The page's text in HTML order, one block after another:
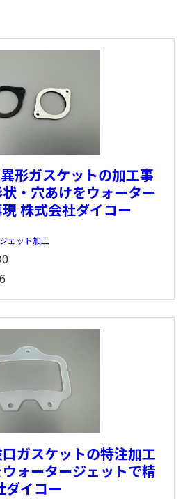
形ガスケットの加工事
・穴あけをウォーター
株式会社ダイコー
ェット加工
ガスケットの特注加工
ォータージェットで精
ダイコー